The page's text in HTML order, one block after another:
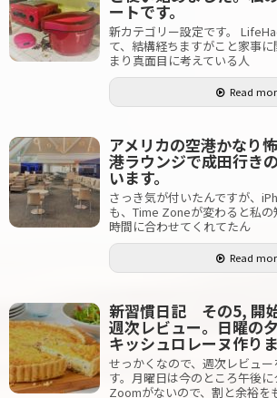
ートです。
新カテゴリー設定です。
て、結構経ちますがこと家事
まり真面目に考えている人
Read
アメリカの空港かなり
港ラウンジで成田行き
います。
さっき気が付いたんですが、
も、Time Zoneが変わると私
時間に合わせてくれてたん
Read
新習慣日記 その5, 開
週次レビュー。日曜の
キッシュロレーヌ作りま
せっかくなので、週次レビュ
す。月曜日は今のところ午後
Zoomがないので、割と余裕を